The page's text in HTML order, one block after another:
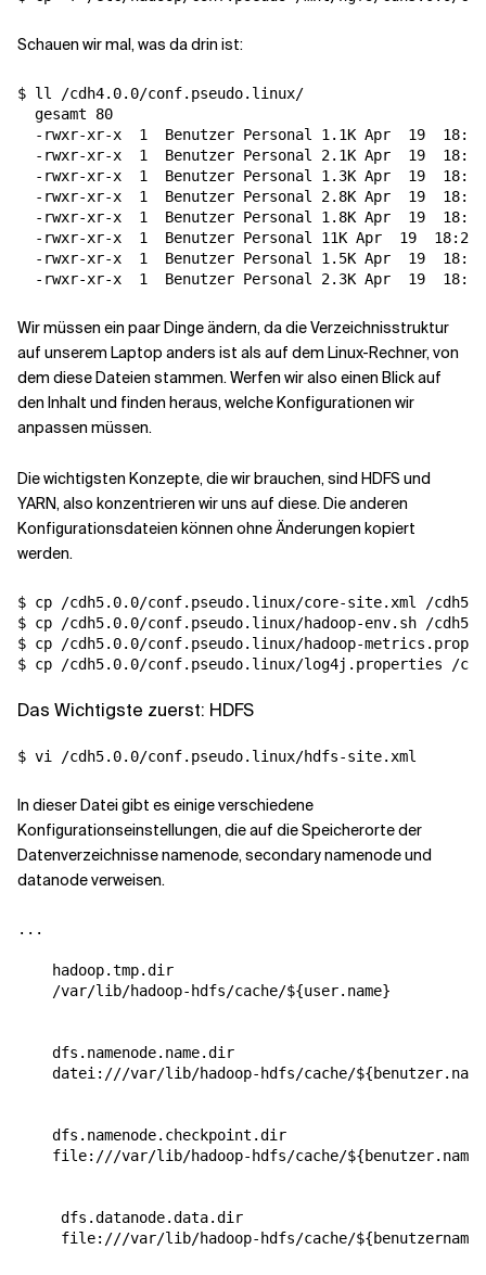
Schauen wir mal, was da drin ist:
$ ll /cdh4.0.0/conf.pseudo.linux/
  gesamt 80
  -rwxr-xr-x
1
  Benutzer Personal 1.1K Apr
19
  -rwxr-xr-x
1
  Benutzer Personal 2.1K Apr
19
  -rwxr-xr-x
1
  Benutzer Personal 1.3K Apr
19
  -rwxr-xr-x
1
  Benutzer Personal 2.8K Apr
19
  -rwxr-xr-x
1
  Benutzer Personal 1.8K Apr
19
  -rwxr-xr-x
1
  Benutzer Personal 11K Apr
19
18:29
  -rwxr-xr-x
1
  Benutzer Personal 1.5K Apr
19
  -rwxr-xr-x
1
  Benutzer Personal 2.3K Apr
19
Wir müssen ein paar Dinge ändern, da die Verzeichnisstruktur
auf unserem Laptop anders ist als auf dem Linux-Rechner, von
dem diese Dateien stammen. Werfen wir also einen Blick auf
den Inhalt und finden heraus, welche Konfigurationen wir
anpassen müssen.
Die wichtigsten Konzepte, die wir brauchen, sind HDFS und
YARN, also konzentrieren wir uns auf diese. Die anderen
Konfigurationsdateien können ohne Änderungen kopiert
werden.
$ cp /cdh5.0.0/conf.pseudo.linux/core-site.xml /
$ cp /cdh5.0.0/conf.pseudo.linux/hadoop-env.sh /
$ cp /cdh5.0.0/conf.pseudo.linux/hadoop-
Das Wichtigste zuerst: HDFS
In dieser Datei gibt es einige verschiedene
Konfigurationseinstellungen, die auf die Speicherorte der
Datenverzeichnisse namenode, secondary namenode und
datanode verweisen.
hadoop.tmp.dir
/var/lib/hadoop-hdfs/cache/${user.name}
dfs.namenode.name.dir
datei:///var/lib/hadoop-hdfs/cache/
dfs.namenode.checkpoint.dir
file:///var/lib/hadoop-hdfs/cache/${benutzer.name}/
dfs.datanode.data.dir
file:///var/lib/hadoop-hdfs/cache/